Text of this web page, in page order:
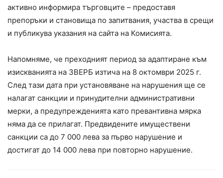
активно информира търговците – предоставя
препоръки и становища по запитвания, участва в срещи
и публикува указания на сайта на Комисията.
Напомняме, че преходният период за адаптиране към
изискванията на ЗВЕРБ изтича на 8 октомври 2025 г.
След тази дата при установяване на нарушения ще се
налагат санкции и принудителни административни
мерки, а предупрежденията като превантивна мярка
няма да се прилагат. Предвидените имуществени
санкции са до 7 000 лева за първо нарушение и
достигат до 14 000 лева при повторно нарушение.